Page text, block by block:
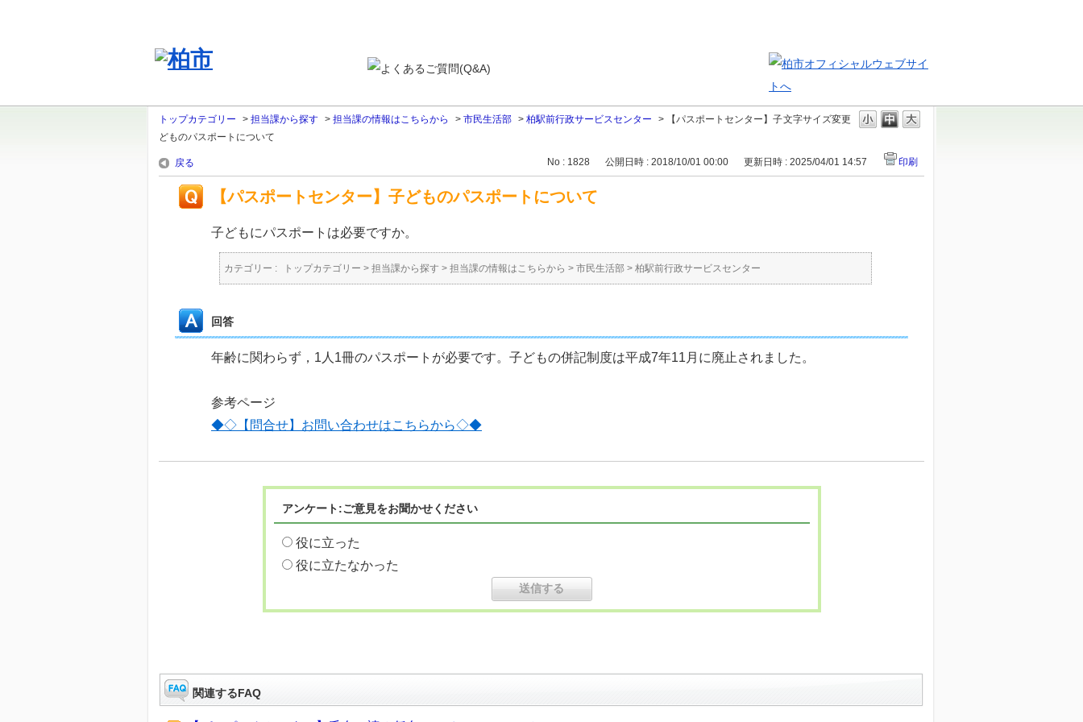
文字サイズ変更
トップカテゴリー > 担当課から探す > 担当課の情報はこちらから > 市民生活部 > 柏駅前行政サービスセンター >
【パスポートセンター】子
どものパスポートについて
戻る No : 1828 公開日時 : 2018/10/01 00:00 更新日時 : 2025/04/01 14:57 印刷
【パスポートセンター】子どものパスポートについて
子どもにパスポートは必要ですか。
カテゴリー : トップカテゴリー > 担当課から探す > 担当課の情報はこちらから > 市民生活部 > 柏駅前行政サービスセンター
回答
年齢に関わらず，1人1冊のパスポートが必要です。子どもの併記制度は平成7年11月に廃止されました。
参考ページ
◆◇【問合せ】お問い合わせはこちらから◇◆
アンケート:ご意見をお聞かせください
役に立った
役に立たなかった
関連するFAQ